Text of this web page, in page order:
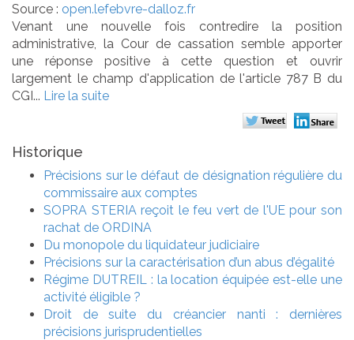
Source : open.lefebvre-dalloz.fr
Venant une nouvelle fois contredire la position
administrative, la Cour de cassation semble apporter
une réponse positive à cette question et ouvrir
largement le champ d'application de l'article 787 B du
CGI... Lire la suite
Historique
Précisions sur le défaut de désignation régulière du
commissaire aux comptes
SOPRA STERIA reçoit le feu vert de l'UE pour son
rachat de ORDINA
Du monopole du liquidateur judiciaire
Précisions sur la caractérisation d’un abus d’égalité
Régime DUTREIL : la location équipée est-elle une
activité éligible ?
Droit de suite du créancier nanti : dernières
précisions jurisprudentielles